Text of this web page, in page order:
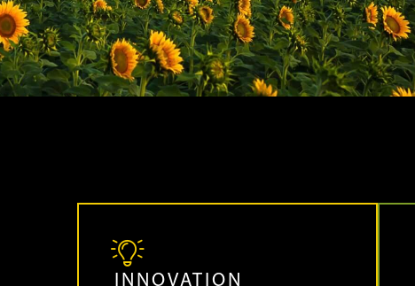
INNOVATION